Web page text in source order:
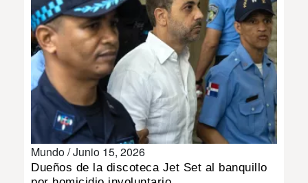
MULTIMEDIA
IMPRESO
Mundo /Junio 15, 2026
Dueños de la discoteca Jet Set al banquillo